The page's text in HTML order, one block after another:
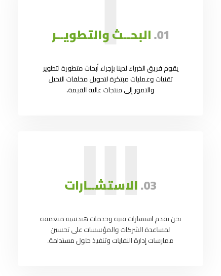
I 01. البحــث والتطويــر
يقوم فريق الخبراء لدينا بإجراء أبحاث متطورة لتطوير
تقنيات وعمليات مبتكرة لتحويل مخلفات النخيل
والتمور إلى منتجات عالية القيمة.
III03. الاستشــارات
نحن نقدم استشارات فنية وخدمات هندسية متعمقة
لمساعدة الشركات والمؤسسات على تحسين
ممارسات إدارة النفايات وتنفيذ حلول مستدامة.